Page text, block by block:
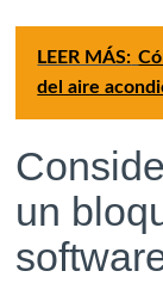
LEER MÁS:
del aire
un